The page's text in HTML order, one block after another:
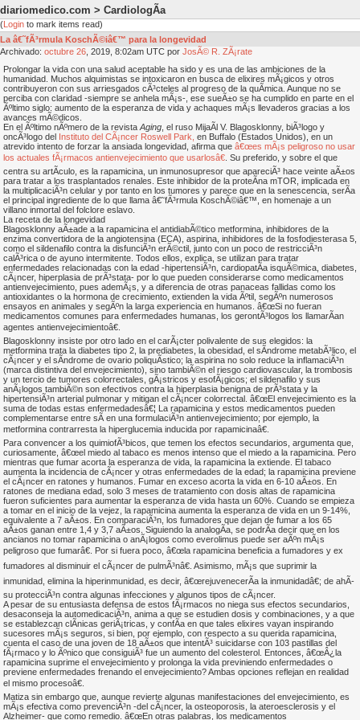
diariomedico.com > CardiologÃ­a
(Login to mark items read)
La â€˜fÃ³rmula KoschÃ©iâ€™ para la longevidad
Archivado: octubre 26 , 2019, 8:02am UTC por JosÃ© R. ZÃ¡rate
Prolongar la vida con una salud aceptable ha sido y es una de las ambiciones de la
humanidad. Muchos alquimistas se intoxicaron en busca de elixires mÃ¡gicos y otros
contribuyeron con sus arriesgados cÃ³cteles al progreso de la quÃ­mica. Aunque no se
perciba con claridad -siempre se anhela mÃ¡s-, ese sueÃ±o se ha cumplido en parte en el
Ãºltimo siglo: aumento de la esperanza de vida y achaques mÃ¡s llevaderos gracias a los
avances mÃ©dicos.
En el Ãºltimo nÃºmero de la revista Aging , el ruso MijaÃ­l V. Blagosklonny, biÃ³logo y
oncÃ³logo del Instituto del CÃ¡ncer Roswell Park, en Buffalo (Estados Unidos), en un
atrevido intento de forzar la ansiada longevidad, afirma que â€œes mÃ¡s peligroso no usar
los actuales fÃ¡rmacos antienvejecimiento que usarlosâ€ . Su preferido, y sobre el que
centra su artÃ­culo, es la rapamicina, un inmunosupresor que apareciÃ³ hace veinte aÃ±os
para tratar a los trasplantados renales. Este inhibidor de la proteÃ­na mTOR, implicada en
la multiplicaciÃ³n celular y por tanto en los tumores y parece que en la senescencia, serÃ­a
el principal ingrediente de lo que llama â€˜fÃ³rmula KoschÃ©iâ€™, en homenaje a un
villano inmortal del folclore eslavo.
La receta de la longevidad
Blagosklonny aÃ±ade a la rapamicina el antidiabÃ©tico metformina, inhibidores de la
enzima convertidora de la angiotensina (ECA), aspirina, inhibidores de la fosfodiesterasa 5,
como el sildenafilo contra la disfunciÃ³n erÃ©ctil, junto con un poco de restricciÃ³n
calÃ³rica o de ayuno intermitente. Todos ellos, explica, se utilizan para tratar
enfermedades relacionadas con la edad -hipertensiÃ³n, cardiopatÃ­a isquÃ©mica, diabetes,
cÃ¡ncer, hiperplasia de prÃ³stata- por lo que pueden considerarse como medicamentos
antienvejecimiento, pues ademÃ¡s, y a diferencia de otras panaceas fallidas como los
antioxidantes o la hormona de crecimiento, extienden la vida Ãºtil, segÃºn numerosos
ensayos en animales y segÃºn la larga experiencia en humanos. â€œSi no fueran
medicamentos comunes para enfermedades humanas, los gerontÃ³logos los llamarÃ­an
agentes antienvejecimientoâ€.
Blagosklonny insiste por otro lado en el carÃ¡cter polivalente de sus elegidos: la
metformina trata la diabetes tipo 2, la prediabetes, la obesidad, el sÃ­ndrome metabÃ³lico, el
cÃ¡ncer y el sÃ­ndrome de ovario poliquÃ­stico; la aspirina no solo reduce la inflamaciÃ³n
(marca distintiva del envejecimiento), sino tambiÃ©n el riesgo cardiovascular, la trombosis
y un tercio de tumores colorrectales, gÃ¡stricos y esofÃ¡gicos; el sildenafilo y sus
anÃ¡logos tambiÃ©n son efectivos contra la hiperplasia benigna de prÃ³stata y la
hipertensiÃ³n arterial pulmonar y mitigan el cÃ¡ncer colorrectal. â€œEl envejecimiento es la
suma de todas estas enfermedadesâ€¦ La rapamicina y estos medicamentos pueden
complementarse entre sÃ­ en una formulaciÃ³n antienvejecimiento; por ejemplo, la
metformina contrarresta la hiperglucemia inducida por rapamicinaâ€.
Para convencer a los quimiofÃ³bicos, que temen los efectos secundarios, argumenta que,
curiosamente, â€œel miedo al tabaco es menos intenso que el miedo a la rapamicina. Pero
mientras que fumar acorta la esperanza de vida, la rapamicina la extiende. El tabaco
aumenta la incidencia de cÃ¡ncer y otras enfermedades de la edad; la rapamicina previene
el cÃ¡ncer en ratones y humanos. Fumar en exceso acorta la vida en 6-10 aÃ±os. En
ratones de mediana edad, solo 3 meses de tratamiento con dosis altas de rapamicina
fueron suficientes para aumentar la esperanza de vida hasta un 60%. Cuando se empieza
a tomar en el inicio de la vejez, la rapamicina aumenta la esperanza de vida en un 9-14%,
equivalente a 7 aÃ±os. En comparaciÃ³n, los fumadores que dejan de fumar a los 65
aÃ±os ganan entre 1,4 y 3,7 aÃ±os. Siguiendo la analogÃ­a, se podrÃ­a decir que en los
ancianos no tomar rapamicina o anÃ¡logos como everolimus puede ser aÃºn mÃ¡s
peligroso que fumarâ€. Por si fuera poco, â€œla rapamicina beneficia a fumadores y ex
fumadores al disminuir el cÃ¡ncer de pulmÃ³nâ€. Asimismo, mÃ¡s que suprimir la
inmunidad, elimina la hiperinmunidad, es decir, â€œrejuvenecerÃ­a la inmunidadâ€; de ahÃ­
su protecciÃ³n contra algunas infecciones y algunos tipos de cÃ¡ncer.
A pesar de su entusiasta defensa de estos fÃ¡rmacos no niega sus efectos secundarios,
desaconseja la automedicaciÃ³n, anima a que se estudien dosis y combinaciones, y a que
se establezcan clÃ­nicas geriÃ¡tricas, y confÃ­a en que tales elixires vayan inspirando
sucesores mÃ¡s seguros, si bien, por ejemplo, con respecto a su querida rapamicina,
cuenta el caso de una joven de 18 aÃ±os que intentÃ³ suicidarse con 103 pastillas del
fÃ¡rmaco y lo Ãºnico que consiguiÃ³ fue un aumento del colesterol. Entonces, â€œÂ¿la
rapamicina suprime el envejecimiento y prolonga la vida previniendo enfermedades o
previene enfermedades frenando el envejecimiento? Ambas opciones reflejan en realidad
el mismo procesoâ€.
Matiza sin embargo que, aunque revierte algunas manifestaciones del envejecimiento, es
mÃ¡s efectiva como prevenciÃ³n -del cÃ¡ncer, la osteoporosis, la ateroesclerosis y el
Alzheimer- que como remedio. â€œEn otras palabras, los medicamentos